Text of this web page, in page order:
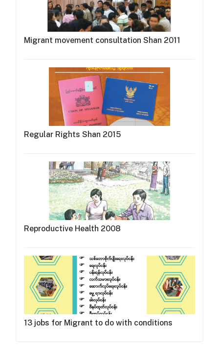
Migrant movement consultation Shan 2011
Regular Rights Shan 2015
Reproductive Health 2008
13 jobs for Migrant to do with conditions